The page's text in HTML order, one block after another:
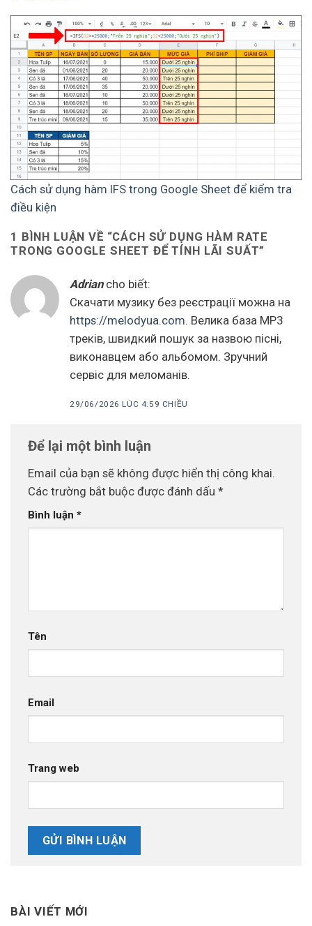
Cách sử dụng hàm IFS trong Google Sheet để kiểm tra
điều kiện
1 BÌNH LUẬN VỀ “CÁCH SỬ DỤNG HÀM RATE
TRONG GOOGLE SHEET ĐỂ TÍNH LÃI SUẤT”
Adrian cho biết:
Скачати музику без реєстрації можна на
https://melodyua.com. Велика база MP3
треків, швидкий пошук за назвою пісні,
виконавцем або альбомом. Зручний
сервіс для меломанів.
29/06/2026 LÚC 4:59 CHIỀU
Để lại một bình luận
Email của bạn sẽ không được hiển thị công khai.
Các trường bắt buộc được đánh dấu *
Bình luận *
Tên
Email
Trang web
BÀI VIẾT MỚI